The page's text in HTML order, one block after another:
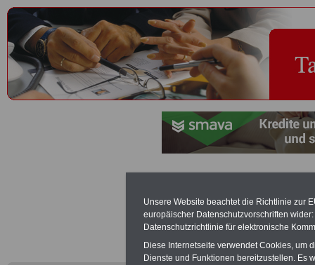
des neuen
den
Unsere Website beachtet die Richtlinie zur
europäischer Datenschutzvorschriften
Datenschutzrichtlinie für elektronische
Diese Internetseite verwendet Cookies, um
Dienste und Funktionen bereitzustellen. Es